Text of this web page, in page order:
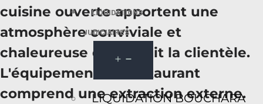
LIQUIDATIONS
JUDICIAIRES
LIQUIDATION BOUCHARA
cuisine ouverte apportent une
atmosphère conviviale et
chaleureuse qui séduit la clientèle.
L'équipement du restaurant
comprend une extraction externe.